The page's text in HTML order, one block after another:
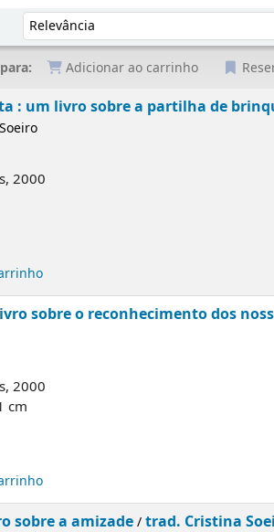
Ordenar por:
Adicionar ao carrinho
: um livro sobre a partilha de
2000
sobre o reconhecimento dos
2000
cm
sobre a amizade/trad. Cristina